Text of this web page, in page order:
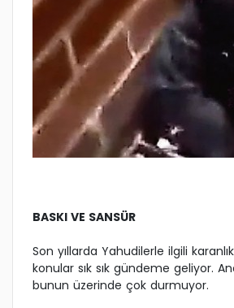
BASKI VE SANSÜR
Son yıllarda Yahudilerle ilgili
konular sık sık gündeme geliyor.
bunun üzerinde çok durmuyor.